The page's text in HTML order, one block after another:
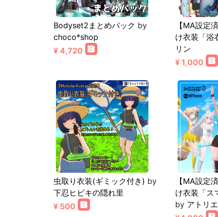
Bodyset2まとめパック by
choco*shop
¥ 4,720
【MA設定
け衣装「浴
リン
¥ 1,000
虫取り衣装(ギミック付き) by
下忍ヒビキの隠れ里
¥ 500
【MA設定
け衣装「ス
by アトリ